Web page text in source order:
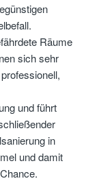
Räume
sich sehr
und führt
in
und damit